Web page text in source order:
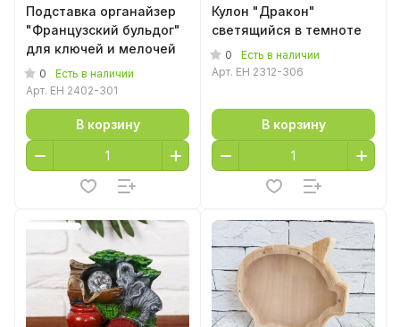
Подставка органайзер
"Французский бульдог"
для ключей и мелочей
0
Есть в наличии
Арт. EH 2402-301
В корзину
Кулон "Дракон"
светящийся в темноте
0
Есть в наличии
Арт. EH 2312-306
В корзину